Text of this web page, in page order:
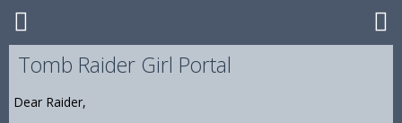
Tomb Raider Girl Portal
Dear Raider,